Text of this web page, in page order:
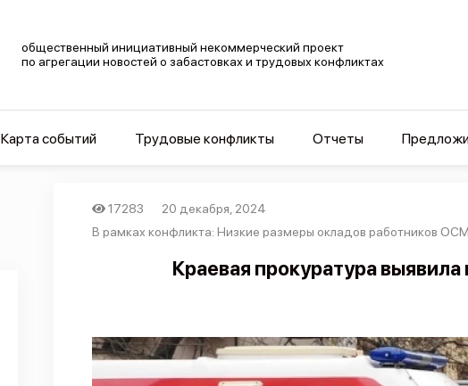
общественный инициативный некоммерческий проект
по агрегации новостей о забастовках и трудовых конфликтах
Карта событий Трудовые конфликты Отчеты
17283
20 декабря, 2024
В рамках конфликта: Низкие размеры окладов работников
Краевая прокуратура